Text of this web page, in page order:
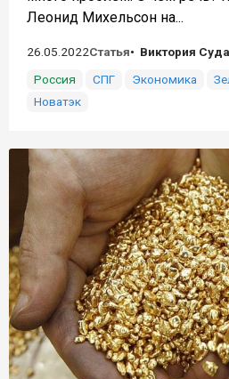
Леонид Михельсон на...
26.05.2022Статья
Виктория
Россия
СПГ Экономика
Новатэк